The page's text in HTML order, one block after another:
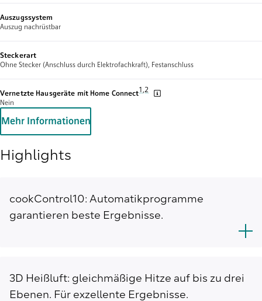
Auszugssystem
Auszug nachrüstbar
Steckerart
Ohne Stecker (Anschluss durch Elektrofachkraft), Festanschluss
Vernetzte Hausgeräte mit Home ConnectFußnote 1: Wir stellen von Zeit zu Zeit
1 ,,Fußnote 2: Einige der gezeigten
2
Nein
Mehr Informationen
Highlights
cookControl10: Automatikprogramme
garantieren beste Ergebnisse.
3D Heißluft: gleichmäßige Hitze auf bis zu drei
Ebenen. Für exzellente Ergebnisse.